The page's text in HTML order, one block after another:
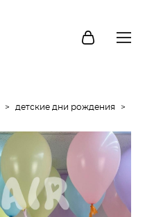
> детские дни рождения
>